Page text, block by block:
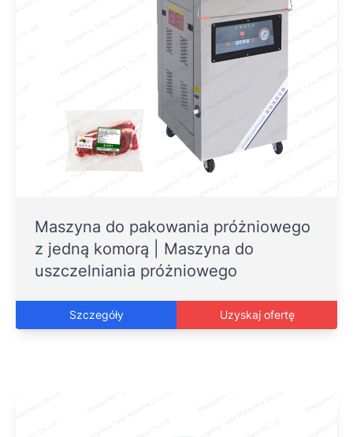
Maszyna do pakowania próżniowego
z jedną komorą | Maszyna do
uszczelniania próżniowego
Szczegóły Uzyskaj ofertę